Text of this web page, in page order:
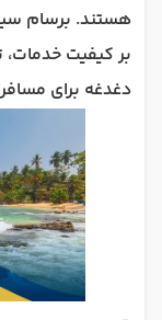
هستند. برسام
بر کیفیت
دغدغه برای